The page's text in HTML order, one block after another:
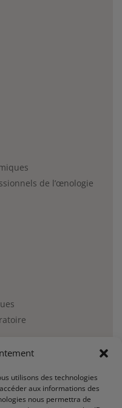
utilisons des technologies
aux informations des
nous permettra de
de l’œnologie